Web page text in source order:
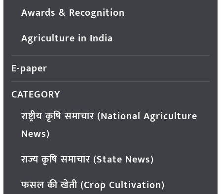
Awards & Recognition
Agriculture in India
E-paper
CATEGORY
राष्ट्रीय कृषि समाचार (National Agriculture
News)
राज्य कृषि समाचार (State News)
फसल की खेती (Crop Cultivation)